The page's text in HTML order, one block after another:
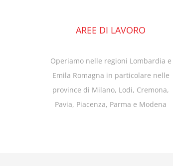
AREE DI LAVORO
Operiamo nelle regioni Lombardia e
Emila Romagna in particolare nelle
province di Milano, Lodi, Cremona,
Pavia, Piacenza, Parma e Modena